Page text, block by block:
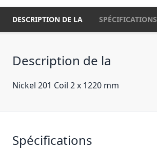
DESCRIPTION DE LA SPÉCIFICATIONS
Description de la
Nickel 201 Coil 2 x 1220 mm
Spécifications